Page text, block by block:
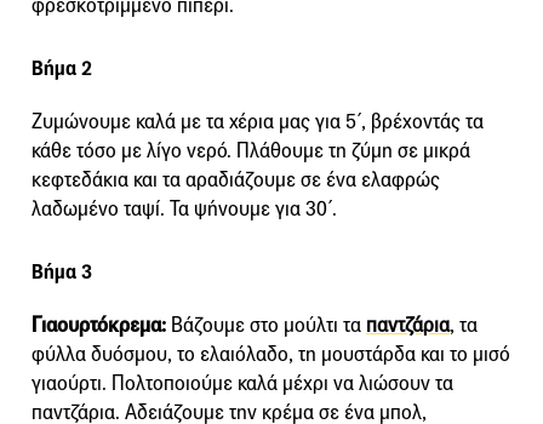
φρεσκοτριμμένο πιπέρι.
Βήμα 2
Ζυμώνουμε καλά με τα χέρια μας για 5΄, βρέχοντάς τα
κάθε τόσο με λίγο νερό. Πλάθουμε τη ζύμη σε μικρά
κεφτεδάκια και τα αραδιάζουμε σε ένα ελαφρώς
λαδωμένο ταψί. Τα ψήνουμε για 30΄.
Βήμα 3
Γιαουρτόκρεμα: Βάζουμε στο μούλτι τα παντζάρια, τα
φύλλα δυόσμου, το ελαιόλαδο, τη μουστάρδα και το μισό
γιαούρτι. Πολτοποιούμε καλά μέχρι να λιώσουν τα
παντζάρια. Αδειάζουμε την κρέμα σε ένα μπολ,